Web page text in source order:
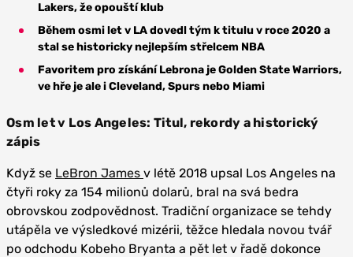
Lakers, že opouští klub
Během osmi let v LA dovedl tým k titulu v roce 2020 a
stal se historicky nejlepším střelcem NBA
Favoritem pro získání Lebrona je Golden State Warriors,
ve hře je ale i Cleveland, Spurs nebo Miami
Osm let v Los Angeles: Titul, rekordy a historický
zápis
Když se LeBron James v létě 2018 upsal Los Angeles na
čtyři roky za 154 milionů dolarů, bral na svá bedra
obrovskou zodpovědnost. Tradiční organizace se tehdy
utápěla ve výsledkové mizérii, těžce hledala novou tvář
po odchodu Kobeho Bryanta a pět let v řadě dokonce